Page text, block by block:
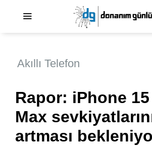
Akıllı Telefon
Rapor: iPhone
Max
artması